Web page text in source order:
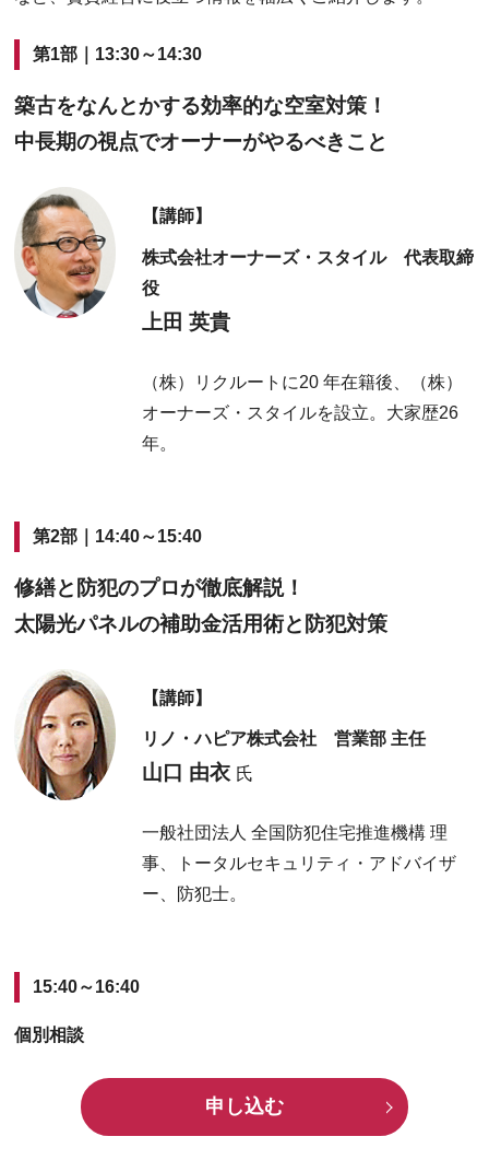
第1部｜13:30～14:30
築古をなんとかする効率的な空室対策！
中長期の視点でオーナーがやるべきこと
【講師】
株式会社オーナーズ・スタイル 代表取締
役
上田 英貴
（株）リクルートに20 年在籍後、（株）
オーナーズ・スタイルを設立。大家歴26
年。
第2部｜14:40～15:40
修繕と防犯のプロが徹底解説！
太陽光パネルの補助金活用術と防犯対策
【講師】
リノ・ハピア株式会社 営業部 主任
山口 由衣 氏
一般社団法人 全国防犯住宅推進機構 理
事、トータルセキュリティ・アドバイザ
ー、防犯士。
15:40～16:40
個別相談
申し込む